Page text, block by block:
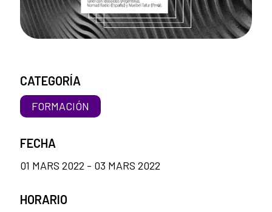
CATEGORÍA
FORMACIÓN
FECHA
01 MARS 2022 - 03 MARS 2022
HORARIO